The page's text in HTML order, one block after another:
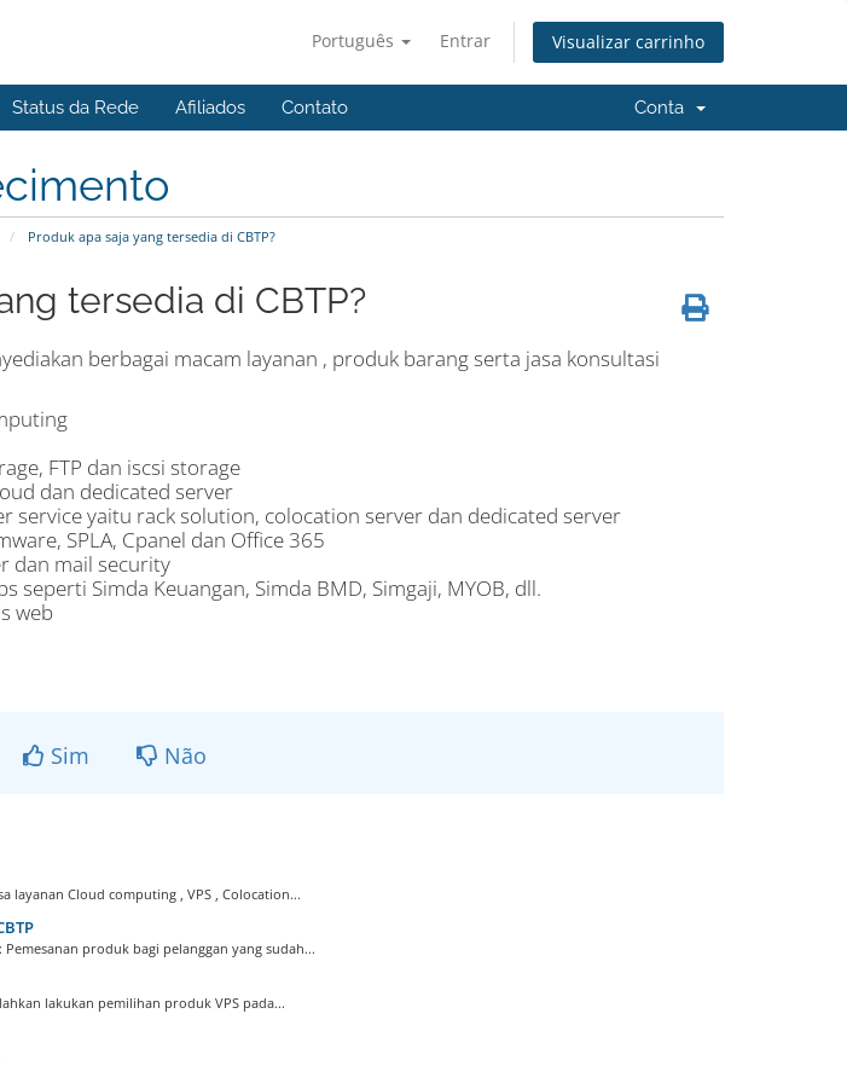
Português Entrar Visualizar carrinho
Status da Rede Afiliados Contato Conta
Produk apa saja yang tersedia di CBTP?
tersedia di CBTP?
berbagai macam layanan , produk barang serta jasa konsultasi
FTP dan iscsi storage
dan dedicated server
service yaitu rack solution, colocation server dan dedicated server
SPLA, Cpanel dan Office 365
dan mail security
seperti Simda Keuangan, Simda BMD, Simgaji, MYOB, dll.
web
Sim Não
layanan Cloud computing , VPS , Colocation...
produk bagi pelanggan yang sudah...
lakukan pemilihan produk VPS pada...